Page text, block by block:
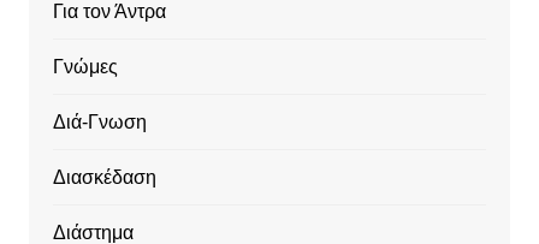
Για τον Άντρα
Γνώμες
Διά-Γνωση
Διασκέδαση
Διάστημα